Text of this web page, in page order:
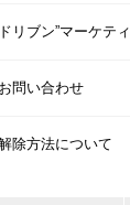
リブン”マーケテ
お問い合わせ
除方法について